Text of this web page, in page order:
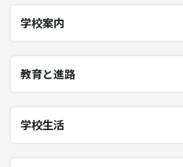
学校案内
教育と進路
学校生活